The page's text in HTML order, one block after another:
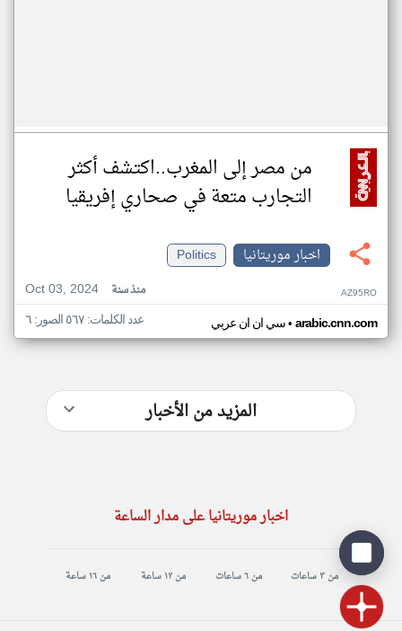
من مصر إلى المغرب..اكتشف أكثر
التجارب متعة في صحاري إفريقيا
اخبار موريتانيا
Politics
Oct 03, 2024
منذ سنة AZ95RO
سي ان ان عربي• arabic.cnn.com عدد الكلمات: ٥٦٧ الصور: ٦
المزيد من الأخبار
اخبار موريتانيا على مدار الساعة
من ٣ ساعات من ٦ ساعات من ١٢ ساعة من ١٦ ساعة